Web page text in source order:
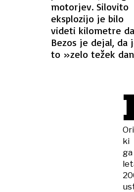
motorjev. Silovito
eksplozijo je bilo
videti kilometre
Bezos je dejal, da
to »zelo težek
ki